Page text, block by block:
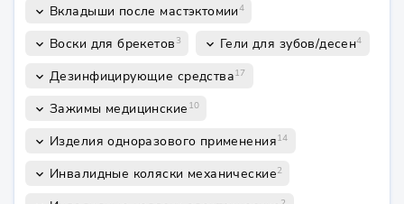
keyboard_arrow_down Вкладыши после мастэктомии4
keyboard_arrow_down Воски для брекетов 3 keyboard_arrow_down Гели для зубов/десен4
keyboard_arrow_down Дезинфицирующие средства17
keyboard_arrow_down Зажимы медицинские 10
keyboard_arrow_down Изделия одноразового применения14
keyboard_arrow_down Инвалидные коляски механические2